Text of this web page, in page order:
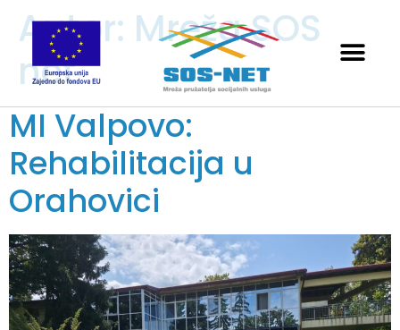
Autor: Mreža SOS
net
MI Valpovo:
Rehabilitacija u
Orahovici